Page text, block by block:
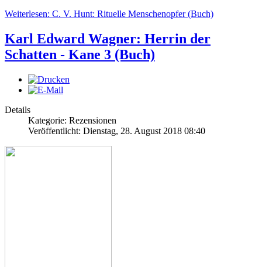
Weiterlesen: C. V. Hunt: Rituelle Menschenopfer (Buch)
Karl Edward Wagner: Herrin der
Schatten - Kane 3 (Buch)
Details
Kategorie: Rezensionen
Veröffentlicht: Dienstag, 28. August 2018 08:40